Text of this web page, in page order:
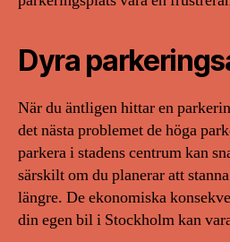
Dyra
När du äntligen hittar en
det nästa problemet de höga
parkera i stadens centrum kan
särskilt om du planerar att
längre. De ekonomiska
din egen bil i Stockholm kan